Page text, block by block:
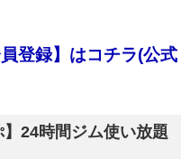
登録】はコチラ(公式
24時間ジム使い放題